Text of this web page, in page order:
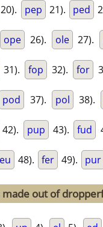
20). pep 21). ped
ope 26). ole 27).
31). fop 32). for
pod 37). pol 38).
42). pup 43). fud
48). fer 49). pur
out of